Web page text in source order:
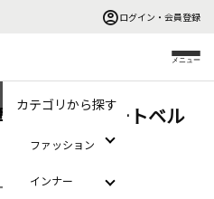
ログイン・会員登録
メニュー
カテゴリから探す
ファッション
インナー
股関節サポートベル
ューを見る